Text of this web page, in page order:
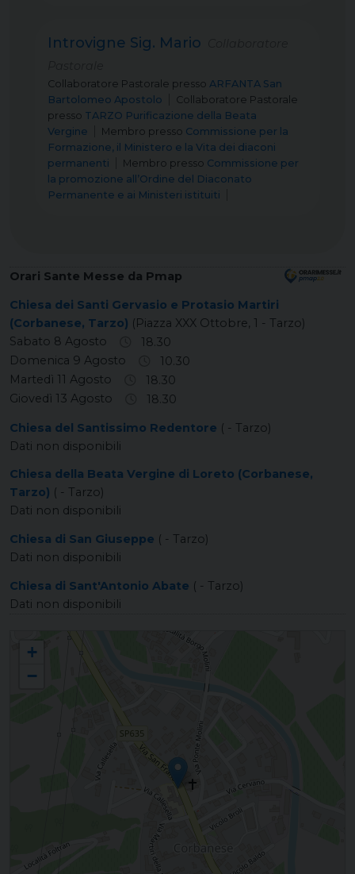
Introvigne Sig. Mario
Collaboratore Pastorale presso ARFANTA San
Bartolomeo Apostolo
Collaboratore Pastorale
presso TARZO Purificazione della Beata
Vergine
Membro presso Commissione per la
Formazione, il Ministero e la Vita dei diaconi
permanenti
Membro presso Commissione per
la promozione all’Ordine del Diaconato
Permanente e ai Ministeri istituiti
Orari Sante Messe da Pmap
Chiesa dei Santi Gervasio e Protasio Martiri
(Corbanese, Tarzo) (Piazza XXX Ottobre, 1 - Tarzo)
Sabato 8 Agosto
18.30
Domenica 9 Agosto
10.30
Martedì 11 Agosto
18.30
Giovedì 13 Agosto
18.30
Chiesa del Santissimo Redentore ( - Tarzo)
Dati non disponibili
Chiesa della Beata Vergine di Loreto (Corbanese,
Tarzo) ( - Tarzo)
Dati non disponibili
Chiesa di San Giuseppe ( - Tarzo)
Dati non disponibili
Chiesa di Sant'Antonio Abate ( - Tarzo)
Dati non disponibili
CORBANESE Santi Gervasio e Protasio Martiri
+
−